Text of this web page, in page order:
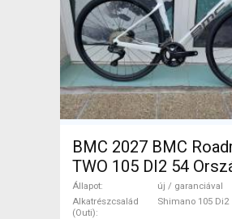
BMC 2027 BMC
TWO 105 DI2 54
Shimano 105 Di2
/ garanciával ELADÓ
Állapot
új / garanciával
Alkatrészcsalád
(Outi)
Shimano 105 Di2